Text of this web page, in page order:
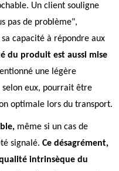
Un client souligne
pas de problème",
capacité à répondre aux
du produit est aussi mise
une légère
eux, pourrait être
optimale lors du transport.
même si un cas de
signalé. Ce désagrément,
intrinsèque du